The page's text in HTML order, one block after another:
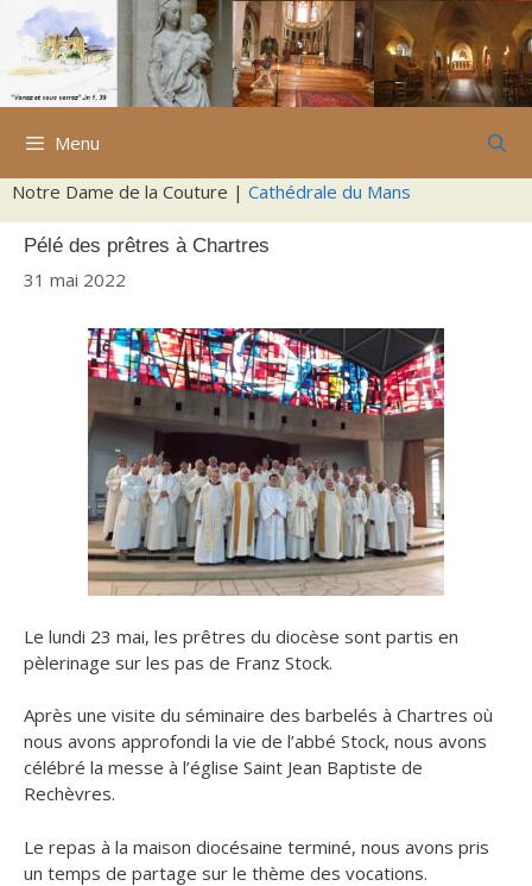
Aller
contenu
Menu
Notre Dame de la Couture | Cathédrale du Mans
Pélé des prêtres à Chartres
31 mai 2022
Le lundi 23 mai, les prêtres du diocèse sont partis en
pèlerinage sur les pas de Franz Stock.
Après une visite du séminaire des barbelés à Chartres où
nous avons approfondi la vie de l’abbé Stock, nous avons
célébré la messe à l’église Saint Jean Baptiste de
Rechèvres.
Le repas à la maison diocésaine terminé, nous avons pris
un temps de partage sur le thème des vocations.